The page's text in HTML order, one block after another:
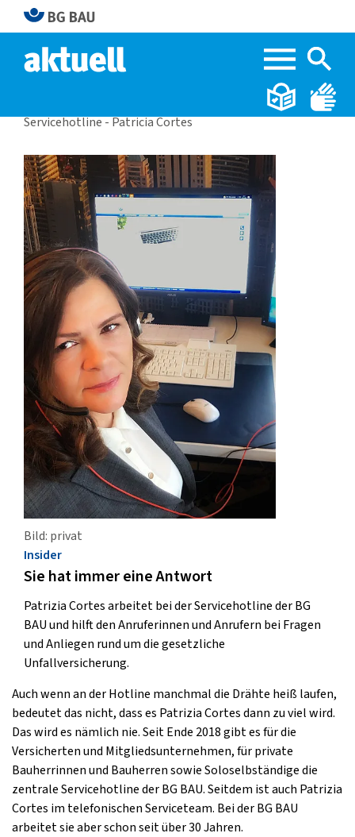
Servicehotline - Patricia Cortes
Bild: privat
Insider
Sie hat immer eine Antwort
Patrizia Cortes arbeitet bei der Servicehotline der BG
BAU und hilft den Anruferinnen und Anrufern bei Fragen
und Anliegen rund um die gesetzliche
Unfallversicherung.
Auch wenn an der Hotline manchmal die Drähte heiß laufen,
bedeutet das nicht, dass es Patrizia Cortes dann zu viel wird.
Das wird es nämlich nie. Seit Ende 2018 gibt es für die
Versicherten und Mitgliedsunternehmen, für private
Bauherrinnen und Bauherren sowie Soloselbständige die
zentrale Servicehotline der BG BAU. Seitdem ist auch Patrizia
Cortes im telefonischen Serviceteam. Bei der BG BAU
arbeitet sie aber schon seit über 30 Jahren.